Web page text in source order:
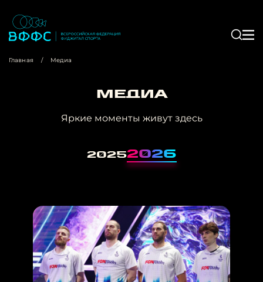
Главная / Медиа
Медиа
Яркие моменты живут здесь
20252026